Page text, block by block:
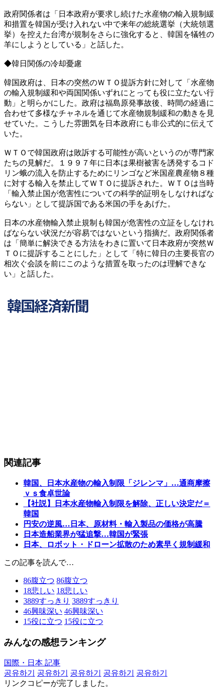
政府関係者は「日本政府が要求し続けた水産物の輸入規制緩
和措置を韓国が受け入れない中で来年の総統選挙（大統領選
挙）を控えた台湾が規制をさらに強化すると、韓国を犠牲の
羊にしようとしている」と話した。
◆韓日関係の冷却憂慮
韓国政府は、日本の突然のＷＴＯ提訴方針に対して「水産物
の輸入規制緩和や両国関係いずれにとっても役に立たない行
動」と明らかにした。政府は福島原発事故後、時間の経過に
合わせて多様なチャネルを通じて水産物規制緩和の動きを見
せていた。こうした雰囲気を日本政府にも非公式的に伝えて
いた。
ＷＴＯで韓国政府は敗訴する可能性が高いというのが専門家
たちの見解だ。１９９７年に日本は果樹被害を誘発するコド
リン蛾の流入を防止するためにリンゴなど米国産農産物８種
に対する輸入を禁止してＷＴＯに提訴された。ＷＴＯは当時
「輸入禁止国が危害性についての科学的証明をしなければな
らない」として提訴国である米国の手をあげた。
日本の水産物輸入禁止規制も韓国が危害性の立証をしなけれ
ばならない状況だが容易ではないという指摘だ。政府関係者
は「簡単に解決できる方法をわきに置いて日本政府が突然Ｗ
ＴＯに提訴することにした」として「特に韓日の主要長官の
相次ぐ会談を前にこのような措置を取ったのは理解できな
い」と話した。
関連記事
韓国、日本水産物の輸入制限「ジレンマ」…通商摩擦
ｖｓ食卓世論
【社説】日本水産物輸入制限を解除、正しい決定だ＝
韓国
円安の逆風…日本、原材料・輸入製品の価格が高騰
日本造船業界が猛追撃…韓国が緊張
日本、ロボット・ドローン拡散のため素早く規制緩和
この記事を読んで…
86腹立つ 86腹立つ
18悲しい 18悲しい
3889すっきり 3889すっきり
46興味深い 46興味深い
15役に立つ 15役に立つ
みんなの感想ランキング
国際・日本 記事
공유하기
공유하기 공유하기 공유하기
공유하기
リンクコピーが完了しました。